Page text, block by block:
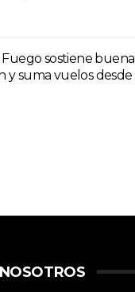
Fuego sostiene buena
y suma vuelos desde